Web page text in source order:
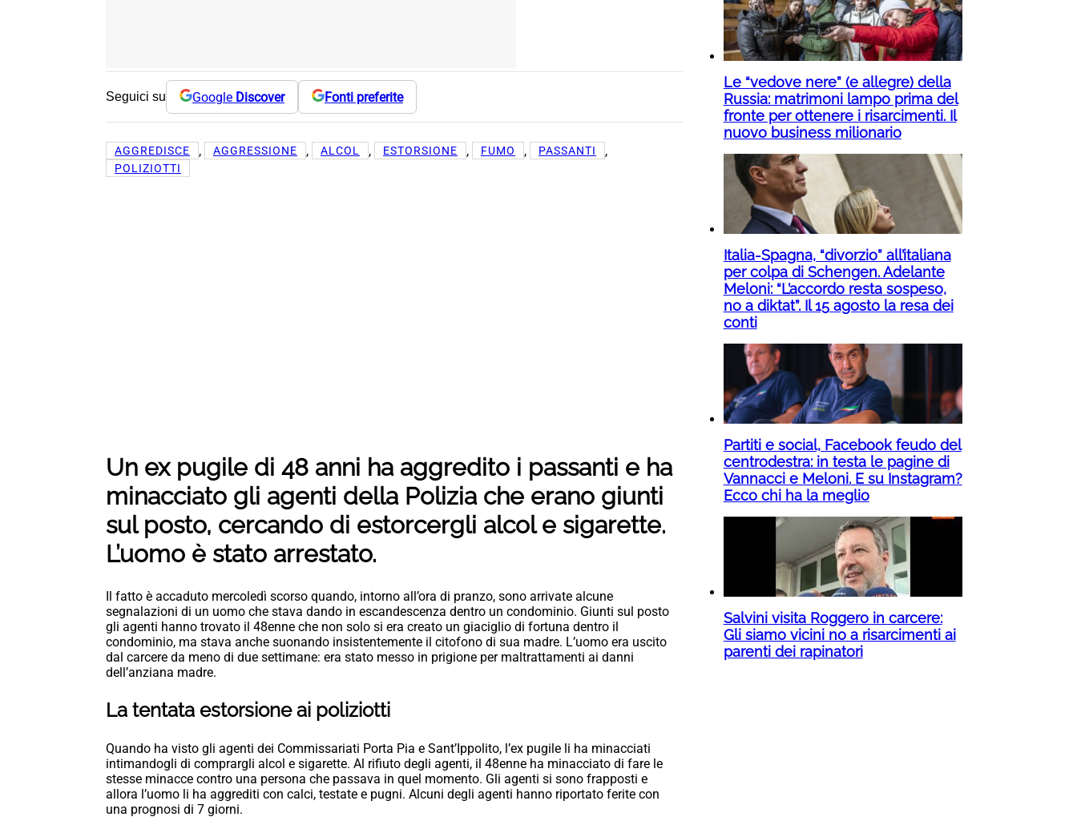
Seguici su Google Discover Fonti preferite
AGGREDISCE , AGGRESSIONE , ALCOL , ESTORSIONE , FUMO , PASSANTI ,
POLIZIOTTI
Un ex pugile di 48 anni ha aggredito i passanti e ha
minacciato gli agenti della Polizia che erano giunti
sul posto, cercando di estorcergli alcol e sigarette.
L’uomo è stato arrestato.
Il fatto è accaduto mercoledì scorso quando, intorno all’ora di pranzo, sono arrivate alcune
segnalazioni di un uomo che stava dando in escandescenza dentro un condominio. Giunti sul posto
gli agenti hanno trovato il 48enne che non solo si era creato un giaciglio di fortuna dentro il
condominio, ma stava anche suonando insistentemente il citofono di sua madre. L’uomo era uscito
dal carcere da meno di due settimane: era stato messo in prigione per maltrattamenti ai danni
dell’anziana madre.
La tentata estorsione ai poliziotti
Quando ha visto gli agenti dei Commissariati Porta Pia e Sant’Ippolito, l’ex pugile li ha minacciati
intimandogli di comprargli alcol e sigarette. Al rifiuto degli agenti, il 48enne ha minacciato di fare le
stesse minacce contro una persona che passava in quel momento. Gli agenti si sono frapposti e
allora l’uomo li ha aggrediti con calci, testate e pugni. Alcuni degli agenti hanno riportato ferite con
una prognosi di 7 giorni.
Le “vedove nere” (e allegre) della
Russia: matrimoni lampo prima del
fronte per ottenere i risarcimenti. Il
nuovo business milionario
Italia-Spagna, “divorzio” all’italiana
per colpa di Schengen. Adelante
Meloni: “L’accordo resta sospeso,
no a diktat”. Il 15 agosto la resa dei
conti
Partiti e social, Facebook feudo del
centrodestra: in testa le pagine di
Vannacci e Meloni. E su Instagram?
Ecco chi ha la meglio
Salvini visita Roggero in carcere:
Gli siamo vicini no a risarcimenti ai
parenti dei rapinatori